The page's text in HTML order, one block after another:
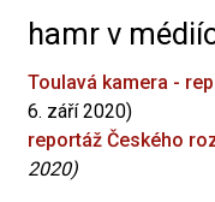
hamr v
Toulavá kamera -
6. září 2020)
reportáž Českého
2020)